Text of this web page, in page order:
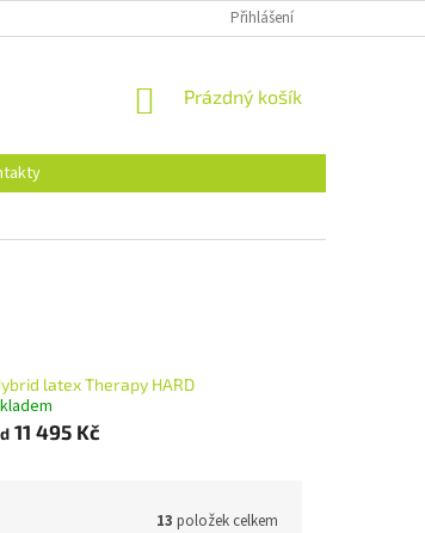
Přihlášení
NÁKUPNÍ
Prázdný košík
latex Therapy HARD
11 495 Kč
13 položek celkem